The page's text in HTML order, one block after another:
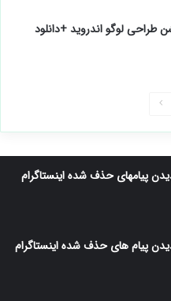
طراحی لوگو اندروید +دانلود
صفحه
پیامهای حذف شده اینستاگرام
پیام های حذف شده اینستاگرام